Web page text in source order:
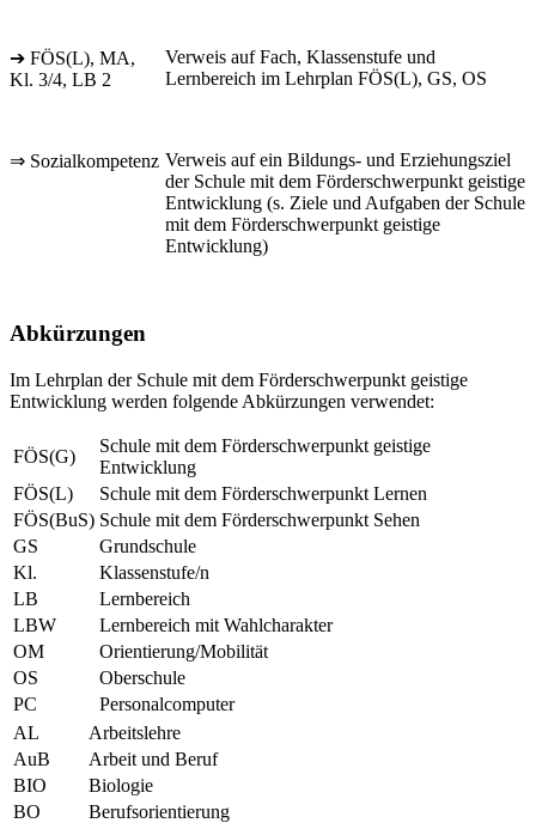
➔ FÖS(L), MA,
Kl. 3/4, LB 2
Verweis auf Fach, Klassenstufe und
Lernbereich im Lehrplan FÖS(L), GS, OS
⇒ Sozialkompetenz Verweis auf ein Bildungs- und Erziehungsziel
der Schule mit dem Förderschwerpunkt geistige
Entwicklung (s. Ziele und Aufgaben der Schule
mit dem Förderschwerpunkt geistige
Entwicklung)
Abkürzungen
Im Lehrplan der Schule mit dem Förderschwerpunkt geistige
Entwicklung werden folgende Abkürzungen verwendet:
FÖS(G)
Schule mit dem Förderschwerpunkt geistige
Entwicklung
FÖS(L)
Schule mit dem Förderschwerpunkt Lernen
FÖS(BuS) Schule mit dem Förderschwerpunkt Sehen
GS
Grundschule
Kl.
Klassenstufe/n
LB
Lernbereich
LBW
Lernbereich mit Wahlcharakter
OM
Orientierung/Mobilität
OS
Oberschule
PC
Personalcomputer
AL
Arbeitslehre
AuB
Arbeit und Beruf
BIO
Biologie
BO
Berufsorientierung